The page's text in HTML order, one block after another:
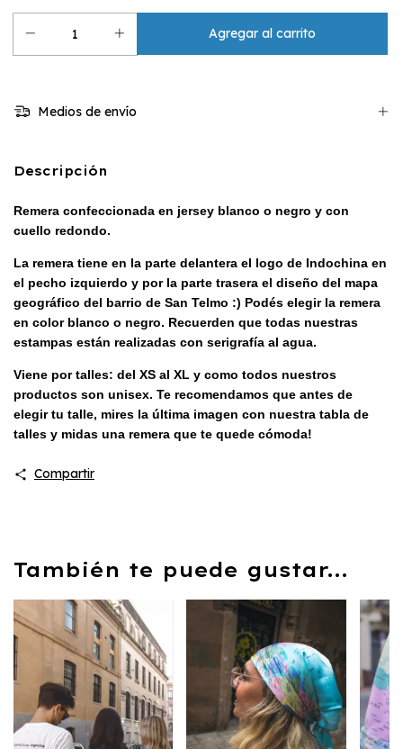
Medios de envío
Descripción
Remera confeccionada en jersey blanco o negro y con
cuello redondo.
La remera tiene en la parte delantera el logo de Indochina en
el pecho izquierdo y por la parte trasera el diseño del mapa
geográfico del barrio de San Telmo :) Podés elegir la remera
en color blanco o negro. Recuerden que todas nuestras
estampas están realizadas con serigrafía al agua.
Viene por talles: del XS al XL y como todos nuestros
productos son unisex. Te recomendamos que antes de
elegir tu talle, mires la última imagen con nuestra tabla de
talles y midas una remera que te quede cómoda!
Compartir
También te puede gustar...